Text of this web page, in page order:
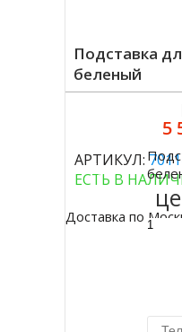
Подставка
беленый
АРТИКУЛ:
ЕСТЬ В
Доставка по
5
Купить